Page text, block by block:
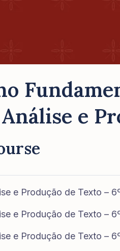
e
e Produção de Texto –
e Produção de Texto –
e Produção de Texto –